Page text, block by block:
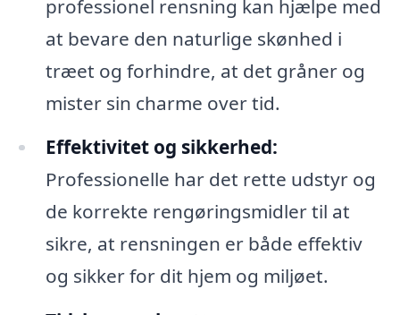
professionel rensning kan hjælpe med
at bevare den naturlige skønhed i
træet og forhindre, at det gråner og
mister sin charme over tid.
Effektivitet og sikkerhed:
Professionelle har det rette udstyr og
de korrekte rengøringsmidler til at
sikre, at rensningen er både effektiv
og sikker for dit hjem og miljøet.